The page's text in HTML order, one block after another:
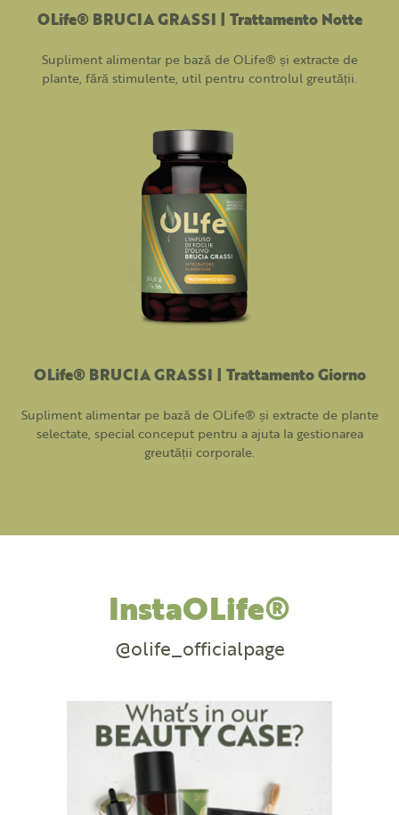
OLife® BRUCIA GRASSI | Trattamento Notte
Supliment alimentar pe bază de OLife® și extracte de
plante, fără stimulente, util pentru controlul greutății.
OLife® BRUCIA GRASSI | Trattamento Giorno
Supliment alimentar pe bază de OLife® și extracte de plante
selectate, special conceput pentru a ajuta la gestionarea
greutății corporale.
InstaOLife®
@olife_officialpage